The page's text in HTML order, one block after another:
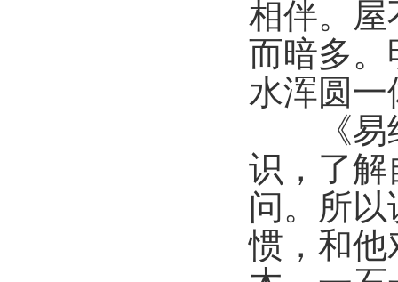
相伴。屋
而暗多。
水浑圆一
《易经
识，了解
问。所
惯，和他